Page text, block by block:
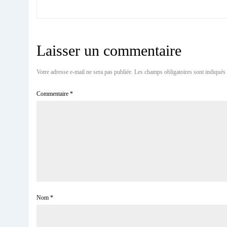
Laisser un commentaire
Votre adresse e-mail ne sera pas publiée. Les champs obligatoires sont indiqués
Commentaire *
Nom *